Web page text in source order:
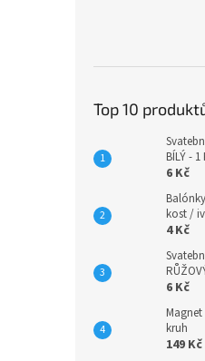
Top 10
BÍLÝ - 1
6 Kč
kost /
4 Kč
6 Kč
kruh
149 Kč